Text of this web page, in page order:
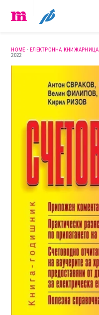
HOME -ЕЛЕКТРОННА КНИЖАРНИЦА
2022